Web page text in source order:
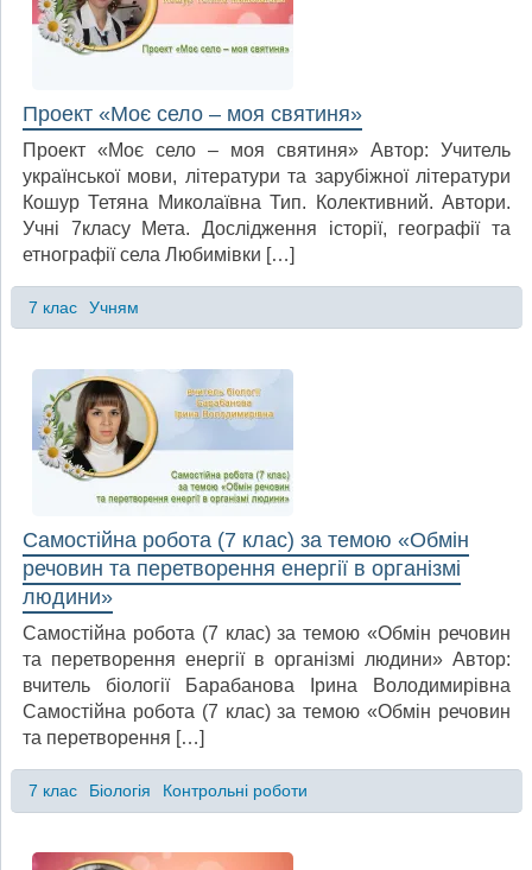
Проект «Моє село – моя святиня»
Проект «Моє село – моя святиня» Автор: Учитель
української мови, літератури та зарубіжної літератури
Кошур Тетяна Миколаївна Тип. Колективний. Автори.
Учні 7класу Мета. Дослідження історії, географії та
етнографії села Любимівки […]
7 клас Учням
Самостійна робота (7 клас) за темою «Обмін
речовин та перетворення енергії в організмі
людини»
Самостійна робота (7 клас) за темою «Обмін речовин
та перетворення енергії в організмі людини» Автор:
вчитель біології Барабанова Ірина Володимирівна
Самостійна робота (7 клас) за темою «Обмін речовин
та перетворення […]
7 клас Біологія Контрольні роботи